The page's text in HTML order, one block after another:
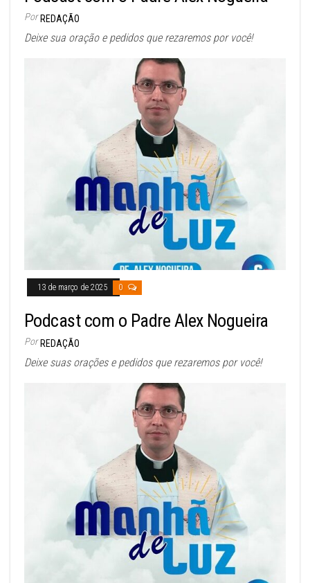
Por REDAÇÃO
Deixe sua oração e pedidos que rezaremos por você!
13 de março de 2025 0
Podcast com o Padre Alex Nogueira
Por REDAÇÃO
Deixe suas orações e pedidos que rezaremos por você!